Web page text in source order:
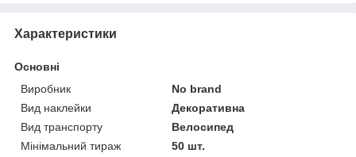
Характеристики
Основні
Виробник
No brand
Вид наклейки
Декоративна
Вид транспорту
Велосипед
Мінімальний тираж
50 шт.